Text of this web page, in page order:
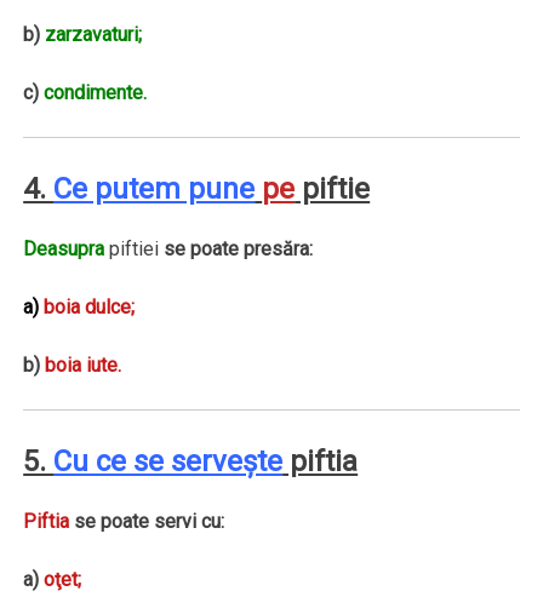
b) zarzavaturi;
c) condimente.
4. Ce putem pune pe piftie
Deasupra piftiei se poate presăra:
a)boia dulce;
b)boia iute.
5. Cu ce se serveşte piftia
Piftia se poate servi cu:
a) oţet;